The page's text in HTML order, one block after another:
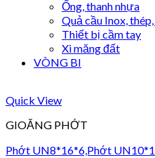
Ống, thanh nhựa
Quả cầu Inox,
Thiết bị cầm tay
Xi măng đất
VÒNG BI
Quick View
GIOĂNG PHỚT
Phớt UN8*16*6,Phớt